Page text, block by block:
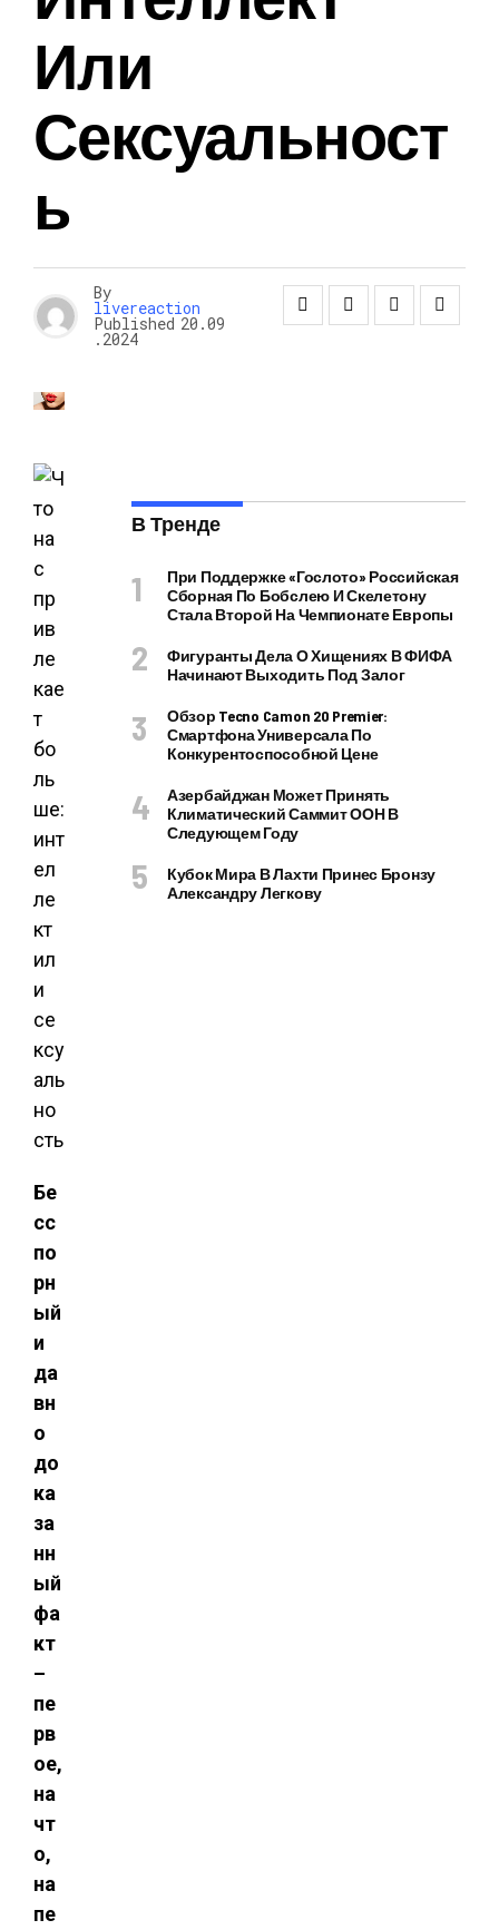
Или
Сексуальност
Ь
By
livereaction
Published 20.09
.2024
Бе
сс
по
рн
ый
и
да
вн
о
до
ка
за
нн
ый
фа
кт
–
пе
рв
ое,
на
чт
о,
на
пе
В Тренде
При Поддержке «Гослото» Российская
Сборная По Бобслею И Скелетону
Стала Второй На Чемпионате Европы
Фигуранты Дела О Хищениях В ФИФА
Начинают Выходить Под Залог
Обзор Tecno Camon 20 Premier:
Смартфона Универсала По
Конкурентоспособной Цене
Азербайджан Может Принять
Климатический Саммит ООН В
Следующем Году
Кубок Мира В Лахти Принес Бронзу
Александру Легкову